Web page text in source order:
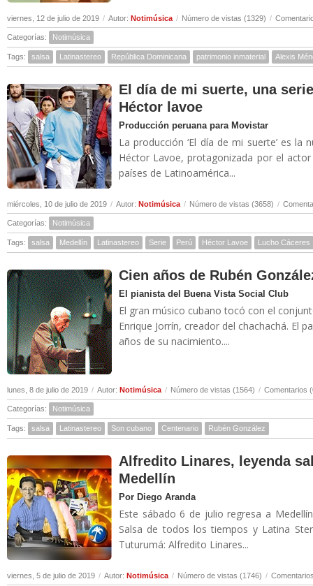
viernes, 12 de julio de 2019 / Autor: Notimúsica / Número de vistas (1329) /
Categorías: Notimúsica
Tags: salsa Latinastereo República Dominicana patrimonio inmaterial Alexis
El día de mi suerte, una
Héctor lavoe
Producción peruana para Movistar
La producción ‘El día de mi suerte’ es
Héctor Lavoe, protagonizada por el
países de Latinoamérica...
miércoles, 10 de julio de 2019 / Autor: Notimúsica / Número de vistas (3658) /
Categorías: Notimúsica
Tags: salsa Medellín Latinastereo Serie Perú Héctor Lavoe Lucho Cáceres
Cien años de Rubén
El pianista del Buena Vista Social Club
El gran músico cubano tocó con el
Enrique Jorrín, creador del chachachá. El
años de su nacimiento....
lunes, 8 de julio de 2019 / Autor: Notimúsica / Número de vistas (1564) / Comentarios
Categorías: Notimúsica
Tags: salsa Latinastereo Son cubano Centenario Rubén González
Alfredito Linares, leyenda
Medellín
Por Diego Aranda
Este sábado 6 de julio regresa a
Salsa de todos los tiempos y Latina
Tuturumá: Alfredito Linares...
viernes, 5 de julio de 2019 / Autor: Notimúsica / Número de vistas (1746) /